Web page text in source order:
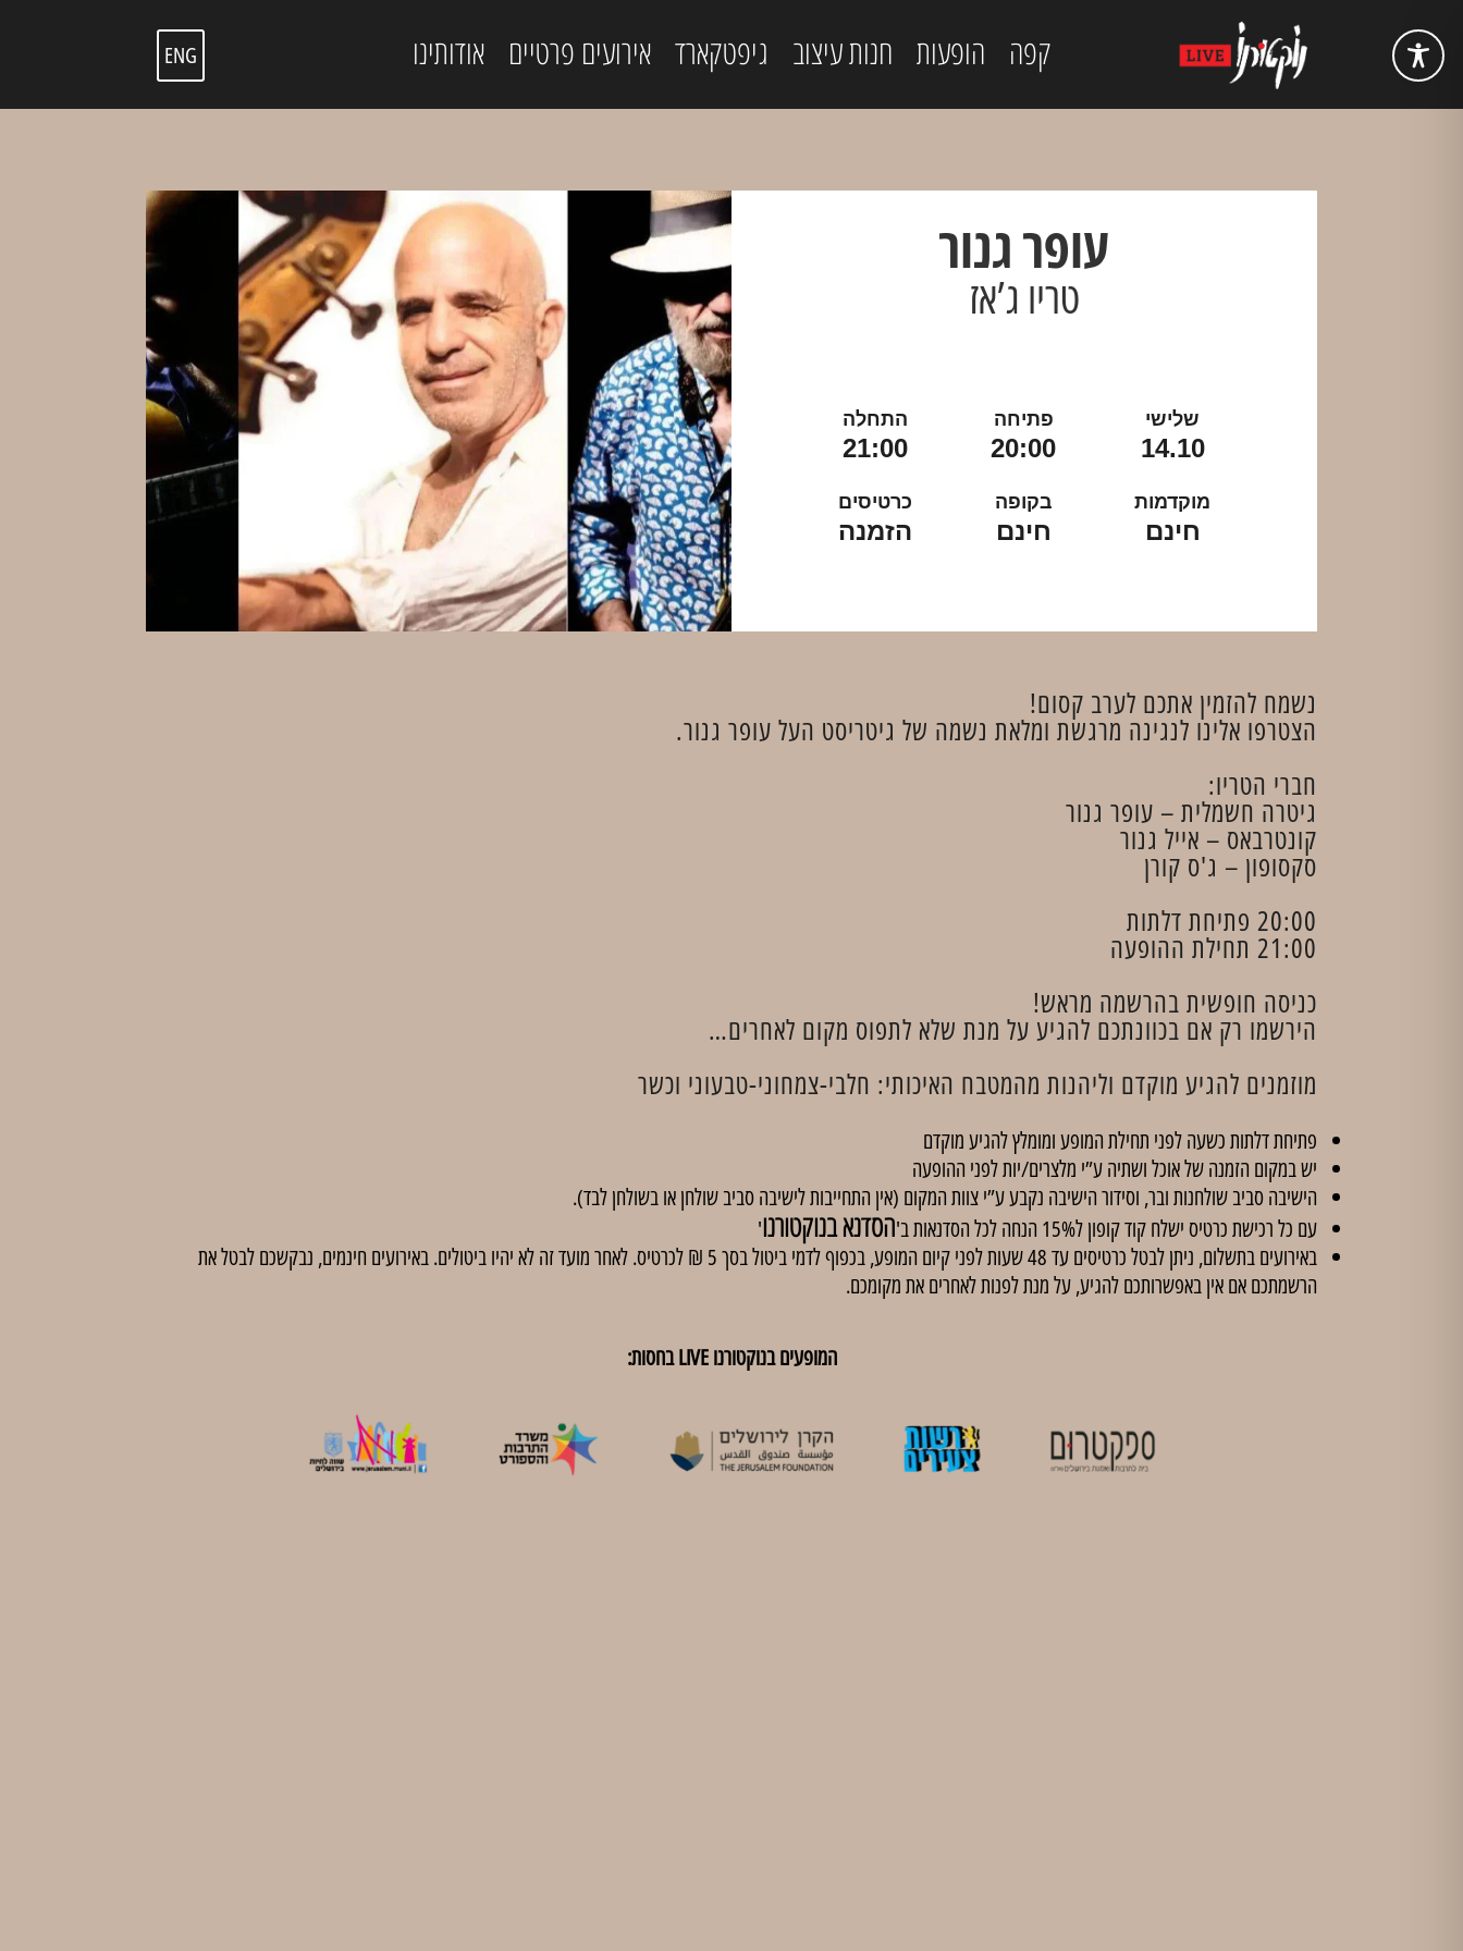
ENG קפה הופעות חנות עיצוב גיפטקארד אירועים פרטיים אודותינו
עופר גנור
טריו ג’אז
שלישי
14.10
פתיחה
20:00
התחלה
21:00
מוקדמות
חינם
בקופה
חינם
כרטיסים
הזמנה
נשמח להזמין אתכם לערב קסום!
הצטרפו אלינו לנגינה מרגשת ומלאת נשמה של גיטריסט העל עופר גנור.
חברי הטריו:
גיטרה חשמלית – עופר גנור
קונטרבאס – אייל גנור
סקסופון – ג'ס קורן
20:00 פתיחת דלתות
21:00 תחילת ההופעה
כניסה חופשית בהרשמה מראש!
הירשמו רק אם בכוונתכם להגיע על מנת שלא לתפוס מקום לאחרים…
מוזמנים להגיע מוקדם וליהנות מהמטבח האיכותי: חלבי-צמחוני-טבעוני וכשר​
פתיחת דלתות כשעה לפני תחילת המופע ומומלץ להגיע מוקדם
יש במקום הזמנה של אוכל ושתיה ע”י מלצרים/יות לפני ההופעה
הישיבה סביב שולחנות ובר, וסידור הישיבה נקבע ע”י צוות המקום (אין התחייבות לישיבה סביב שולחן או בשולחן לבד).
עם כל רכישת כרטיס ישלח קוד קופון ל15% הנחה לכל הסדנאות ב'
הסדנא בנוקטורנו'
באירועים בתשלום, ניתן לבטל כרטיסים עד 48 שעות לפני קיום המופע, בכפוף לדמי ביטול בסך 5 ₪ לכרטיס. לאחר מועד זה לא יהיו ביטולים. באירועים חינמים, נבקשכם לבטל את
הרשמתכם אם אין באפשרותכם להגיע, על מנת לפנות לאחרים את מקומכם.
המופעים בנוקטורנו LIVE בחסות: